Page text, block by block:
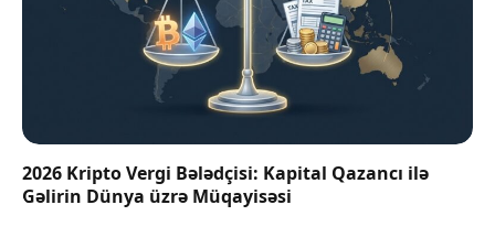
2026 Kripto Vergi Bələdçisi: Kapital Qazancı ilə
Gəlirin Dünya üzrə Müqayisəsi